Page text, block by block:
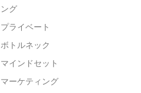
ング
プライベート
ボトルネック
マインドセット
マーケティング